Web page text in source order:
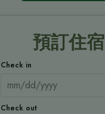
預訂住宿
Check in
Check out